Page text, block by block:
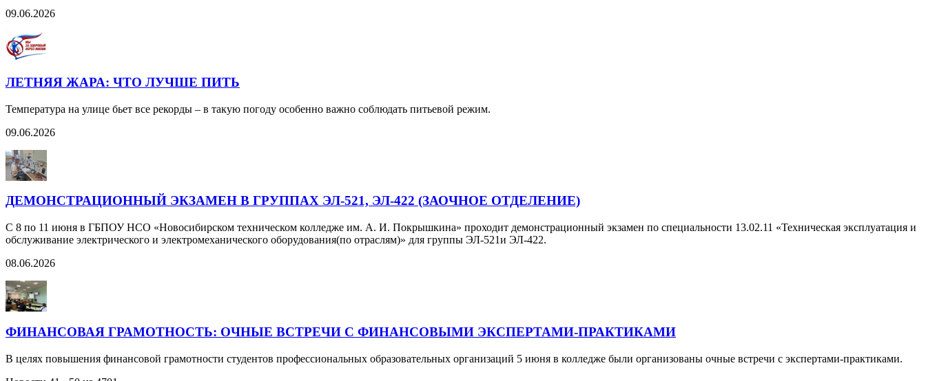
09.06.2026
ЛЕТНЯЯ ЖАРА: ЧТО ЛУЧШЕ ПИТЬ
Температура на улице бьет все рекорды – в такую погоду особенно важно соблюдать питьевой режим.
09.06.2026
ДЕМОНСТРАЦИОННЫЙ ЭКЗАМЕН В ГРУППАХ ЭЛ-521, ЭЛ-422 (ЗАОЧНОЕ ОТДЕЛЕНИЕ)
С 8 по 11 июня в ГБПОУ НСО «Новосибирском техническом колледже им. А. И. Покрышкина» проходит демонстрационный экзамен по специальности 13.02.11 «Техническая эксплуатация и
обслуживание электрического и электромеханического оборудования(по отраслям)» для группы ЭЛ-521и ЭЛ-422.
08.06.2026
ФИНАНСОВАЯ ГРАМОТНОСТЬ: ОЧНЫЕ ВСТРЕЧИ С ФИНАНСОВЫМИ ЭКСПЕРТАМИ-ПРАКТИКАМИ
В целях повышения финансовой грамотности студентов профессиональных образовательных организаций 5 июня в колледже были организованы очные встречи с экспертами-практиками.